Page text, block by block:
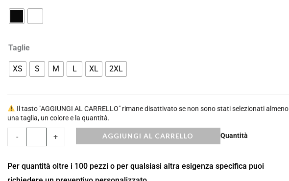
Taglie
XS S M L XL 2XL
Il tasto "AGGIUNGI AL CARRELLO" rimane disattivato se non sono stati selezionati almeno
una taglia, un colore e la quantità.
Quantità
- + AGGIUNGI AL CARRELLO
Per quantità oltre i 100 pezzi o per qualsiasi altra esigenza specifica puoi